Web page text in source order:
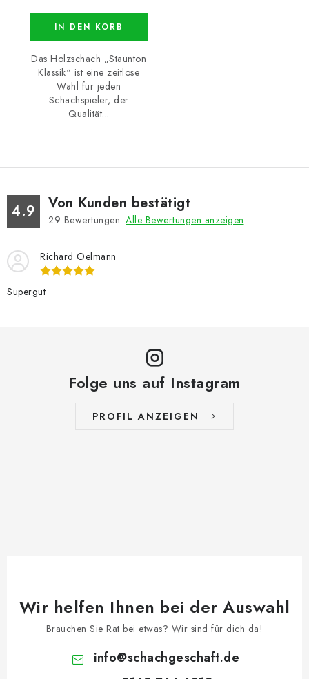
IN DEN KORB
Das Holzschach „Staunton
Klassik“ ist eine zeitlose
Wahl für jeden
Schachspieler, der
Qualität...
4.9 Von Kunden bestätigt
29 Bewertungen. Alle Bewertungen anzeigen
Richard Oelmann
Supergut
Folge uns auf Instagram
PROFIL ANZEIGEN
Wir helfen Ihnen bei der Auswahl
Brauchen Sie Rat bei etwas? Wir sind für dich da!
info@schachgeschaft.de